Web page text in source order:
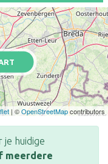
| ©OpenStreetMapcontributors
je huidige
meerdere